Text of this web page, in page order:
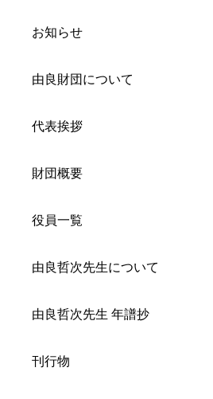
お知らせ
由良財団について
代表挨拶
財団概要
役員一覧
由良哲次先生について
由良哲次先生 年譜抄
刊行物